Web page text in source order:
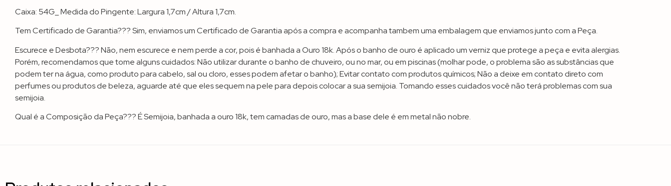
Caixa: 54G_ Medida do Pingente: Largura 1,7cm / Altura 1,7cm.
Tem Certificado de Garantia??? Sim, enviamos um Certificado de Garantia após a compra e acompanha tambem uma embalagem que enviamos junto com a Peça.
Escurece e Desbota??? Não, nem escurece e nem perde a cor, pois é banhada a Ouro 18k. Após o banho de ouro é aplicado um verniz que protege a peça e evita alergias.
Porém, recomendamos que tome alguns cuidados: Não utilizar durante o banho de chuveiro, ou no mar, ou em piscinas (molhar pode, o problema são as substâncias que
podem ter na água, como produto para cabelo, sal ou cloro, esses podem afetar o banho); Evitar contato com produtos químicos; Não a deixe em contato direto com
perfumes ou produtos de beleza, aguarde até que eles sequem na pele para depois colocar a sua semijoia. Tomando esses cuidados você não terá problemas com sua
semijoia.
Qual é a Composição da Peça??? É Semijoia, banhada a ouro 18k, tem camadas de ouro, mas a base dele é em metal não nobre.